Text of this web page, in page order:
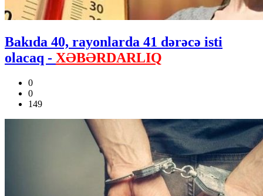
Bakıda 40, rayonlarda 41 dərəcə isti
olacaq - XƏBƏRDARLIQ
0
0
149